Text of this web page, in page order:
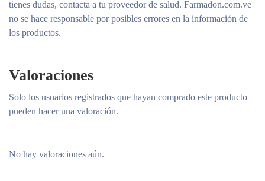
CANTIDAD
tienes dudas, contacta a tu proveedor de salud. Farmadon.com.ve
no se hace responsable por posibles errores en la información de
los productos.
Valoraciones
No hay valoraciones aún.
Solo los usuarios registrados que hayan comprado este producto
pueden hacer una valoración.